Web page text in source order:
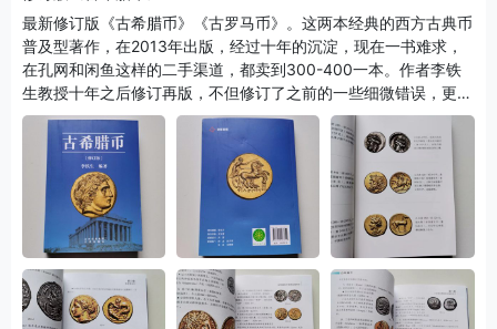
最新修订版《古希腊币》《古罗马币》。这两本经典的西方古典币
普及型著作，在2013年出版，经过十年的沉淀，现在一书难求，
在孔网和闲鱼这样的二手渠道，都卖到300-400一本。作者李铁
生教授十年之后修订再版，不但修订了之前的一些细微错误，更是
总共新增了32页的彩图内容。新版的《古希腊币》定价108元
（260页全彩），《古罗马币》定价128元（382页全彩）。两本
一起购买，8.8折包快递（208元）。单独购买就是定价包快递。
如果有朋友有兴趣批发，欢迎详谈。